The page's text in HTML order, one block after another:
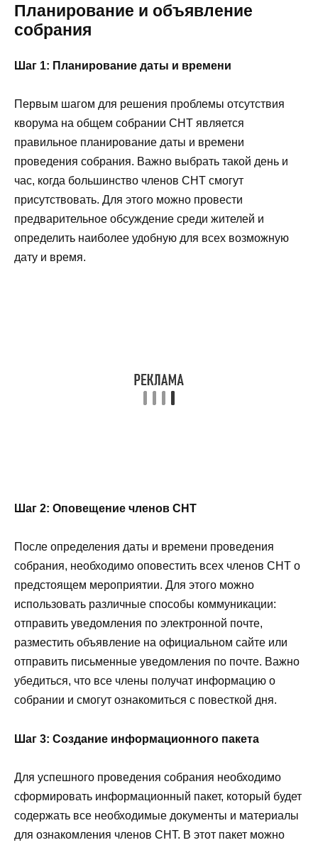
Планирование и объявление
собрания
Шаг 1: Планирование даты и времени
Первым шагом для решения проблемы отсутствия
кворума на общем собрании СНТ является
правильное планирование даты и времени
проведения собрания. Важно выбрать такой день и
час, когда большинство членов СНТ смогут
присутствовать. Для этого можно провести
предварительное обсуждение среди жителей и
определить наиболее удобную для всех возможную
дату и время.
Шаг 2: Оповещение членов СНТ
После определения даты и времени проведения
собрания, необходимо оповестить всех членов СНТ о
предстоящем мероприятии. Для этого можно
использовать различные способы коммуникации:
отправить уведомления по электронной почте,
разместить объявление на официальном сайте или
отправить письменные уведомления по почте. Важно
убедиться, что все члены получат информацию о
собрании и смогут ознакомиться с повесткой дня.
Шаг 3: Создание информационного пакета
Для успешного проведения собрания необходимо
сформировать информационный пакет, который будет
содержать все необходимые документы и материалы
для ознакомления членов СНТ. В этот пакет можно